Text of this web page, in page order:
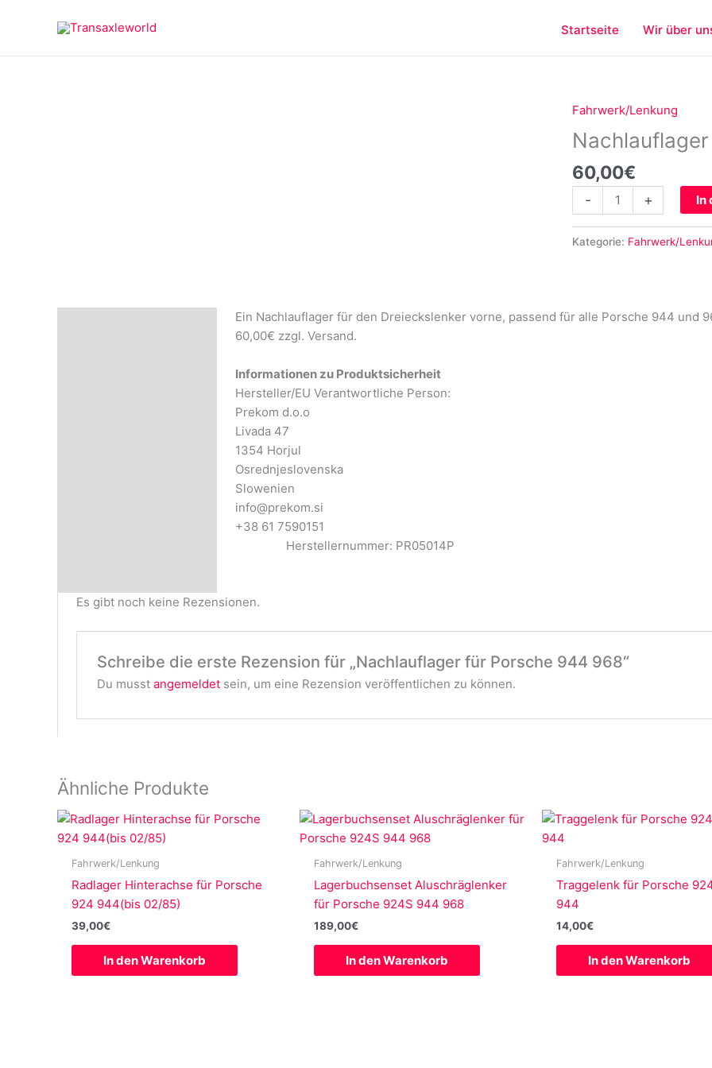
Startseite Wir über
Fahrwerk/Lenkung
60,00€
-
Nachlauflager
für
Porsche
944
968
+ In
Kategorie: Fahrwerk/
Ein Nachlauflager für den Dreieckslenker vorne, passend für alle Porsche 944 und
60,00€ zzgl. Versand.
Informationen zu Produktsicherheit
Hersteller/EU Verantwortliche Person:
Prekom d.o.o
Livada 47
1354 Horjul
Osrednjeslovenska
Slowenien
info@prekom.si
+38 61
Herstellernummer: PR05014P
Es gibt noch keine Rezensionen.
Schreibe die erste Rezension für „Nachlauflager für Porsche 944 968“
Du musst angemeldetsein, um eine Rezension veröffentlichen zu können.
Ähnliche Produkte
Fahrwerk/Lenkung
Radlager Hinterachse für Porsche
924 944(bis 02/85)
39,00€
In den Warenkorb
Fahrwerk/Lenkung
Lagerbuchsenset Aluschräglenker
für Porsche 924S 944 968
189,00€
In den Warenkorb
Fahrwerk/Lenkung
Traggelenk für Porsche
944
14,00€
In den Warenkorb